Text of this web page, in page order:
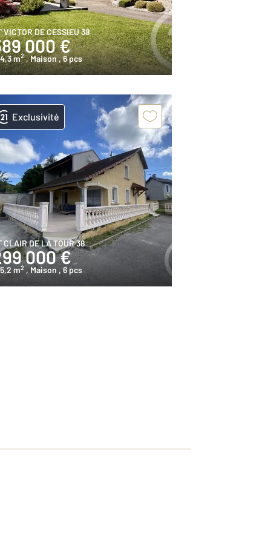
VICTOR DE CESSIEU 38
000 €
m2 , Maison, 6 pcs
Exclusivité
CLAIR DE LA TOUR 38
000 €
m2 , Maison , 6 pcs